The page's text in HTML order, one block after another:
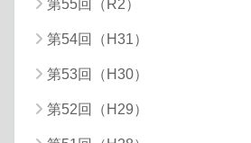
第55回（R2）
第54回（H31）
第53回（H30）
第52回（H29）